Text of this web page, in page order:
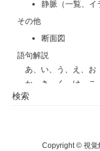
検索
Copyright © 視覚